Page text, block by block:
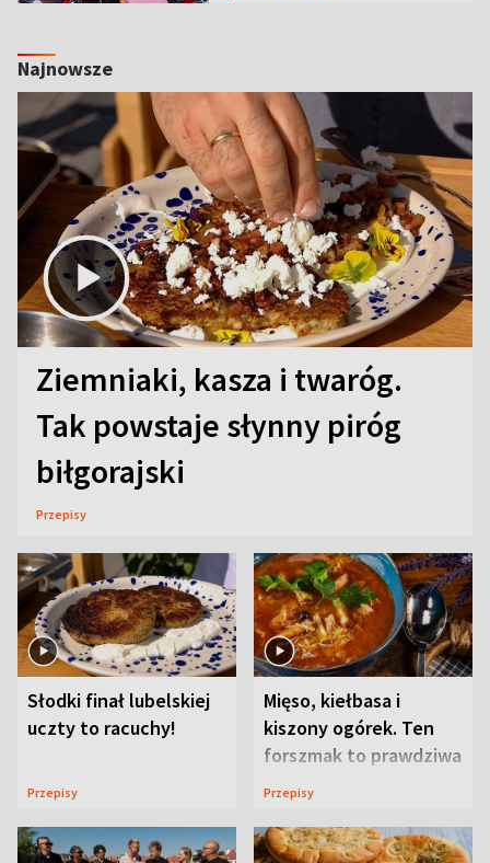
Najnowsze
Ziemniaki, kasza i twaróg.
Tak powstaje słynny piróg
biłgorajski
Przepisy
Słodki finał lubelskiej
uczty to racuchy!
Przepisy
Mięso, kiełbasa i
kiszony ogórek. Ten
forszmak to prawdziwa
uczta
Przepisy